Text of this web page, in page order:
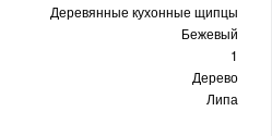
Деревянные кухонные щипцы
Бежевый
1
Дерево
Липа